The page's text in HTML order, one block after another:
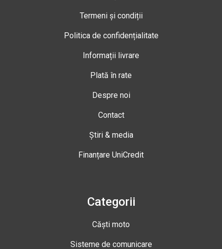
Termeni și condiții
Politica de confidențialitate
Informații livrare
Plată în rate
Despre noi
Contact
Știri & media
Finanțare UniCredit
Categorii
Căști moto
Sisteme de comunicare